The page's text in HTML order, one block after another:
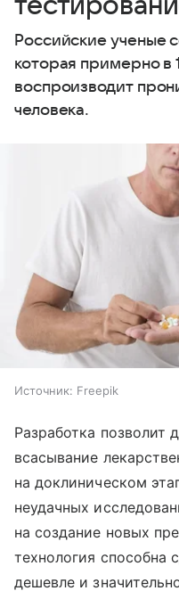
Российские ученые
которая примерно в
воспроизводит
человека.
Источник: Freepik
Разработка позволит
всасывание
на доклиническом
неудачных
на создание новых
технология способна
дешевле и